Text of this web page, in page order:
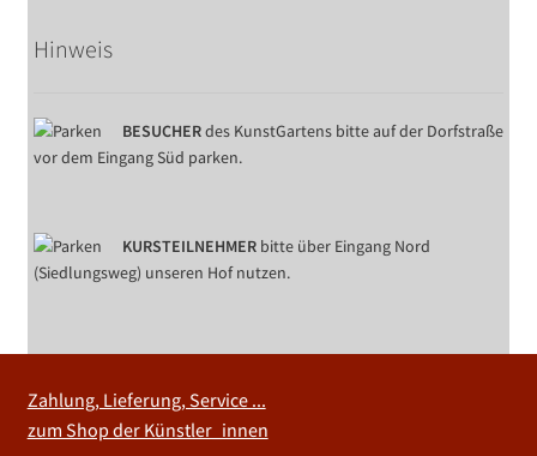
Hinweis
BESUCHERdes KunstGartens bitte auf der Dorfstraße
vor dem Eingang Süd parken.
KURSTEILNEHMERbitte über Eingang Nord
(Siedlungsweg) unseren Hof nutzen.
Zahlung, Lieferung, Service ...
zum Shop der Künstler_innen